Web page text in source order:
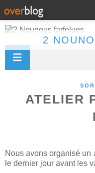
2
ATELIER
Nous avons organisé un
le dernier jour avant les